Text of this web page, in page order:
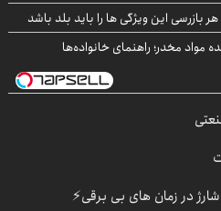
بازرسی این ویژگی ها را باید بلد باشد
در زمان های بی برقی⚡